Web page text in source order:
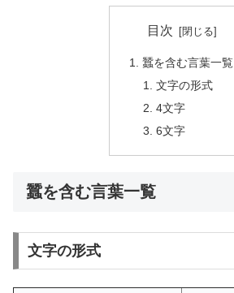
目次
蠶を含む言葉一覧
文字の形式
4文字
6文字
蠶を含む言葉一覧
文字の形式